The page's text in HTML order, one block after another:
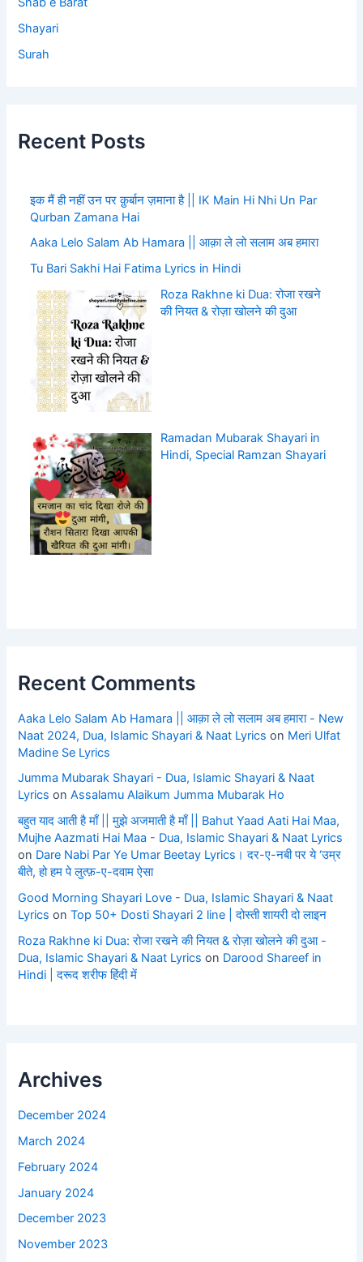
Shayari
Surah
Recent Posts
इक मैं ही नहीं उन पर क़ुर्बान ज़माना है || IK Main Hi Nhi Un Par
Qurban Zamana Hai
Aaka Lelo Salam Ab Hamara || आक़ा ले लो सलाम अब हमारा
Tu Bari Sakhi Hai Fatima Lyrics in Hindi
Roza Rakhne ki Dua: रोजा रखने
की नियत & रोज़ा खोलने की दुआ
Ramadan Mubarak Shayari in
Hindi, Special Ramzan Shayari
Recent Comments
Aaka Lelo Salam Ab Hamara || आक़ा ले लो सलाम अब हमारा - New
Naat 2024, Dua, Islamic Shayari & Naat Lyrics on Meri Ulfat
Madine Se Lyrics
Jumma Mubarak Shayari - Dua, Islamic Shayari & Naat
Lyrics onAssalamu Alaikum Jumma Mubarak Ho
बहुत याद आती है माँ || मुझे अजमाती है माँ || Bahut Yaad Aati Hai Maa,
Mujhe Aazmati Hai Maa - Dua, Islamic Shayari & Naat Lyrics
on Dare Nabi Par Ye Umar Beetay Lyrics। दर-ए-नबी पर ये ‘उम्र
बीते, हो हम पे लुत्फ़-ए-दवाम ऐसा
Good Morning Shayari Love - Dua, Islamic Shayari & Naat
Lyrics onTop 50+ Dosti Shayari 2 line | दोस्ती शायरी दो लाइन
Roza Rakhne ki Dua: रोजा रखने की नियत & रोज़ा खोलने की दुआ -
Dua, Islamic Shayari & Naat Lyrics on Darood Shareef in
Hindi | दरूद शरीफ हिंदी में
Archives
December 2024
March 2024
February 2024
January 2024
December 2023
November 2023